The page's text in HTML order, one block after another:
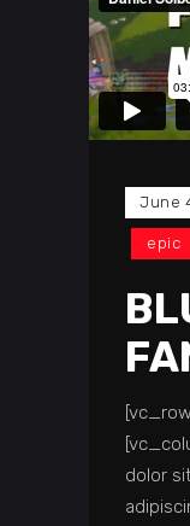
June
epic
dolor